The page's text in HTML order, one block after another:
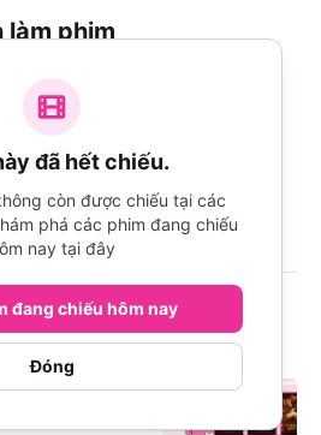
làm phim
Terasaka
Rạp
đã hết chiếu.
còn được chiếu tại các
phá các phim đang chiếu
nay tại đây
đang chiếu hôm nay
Đóng